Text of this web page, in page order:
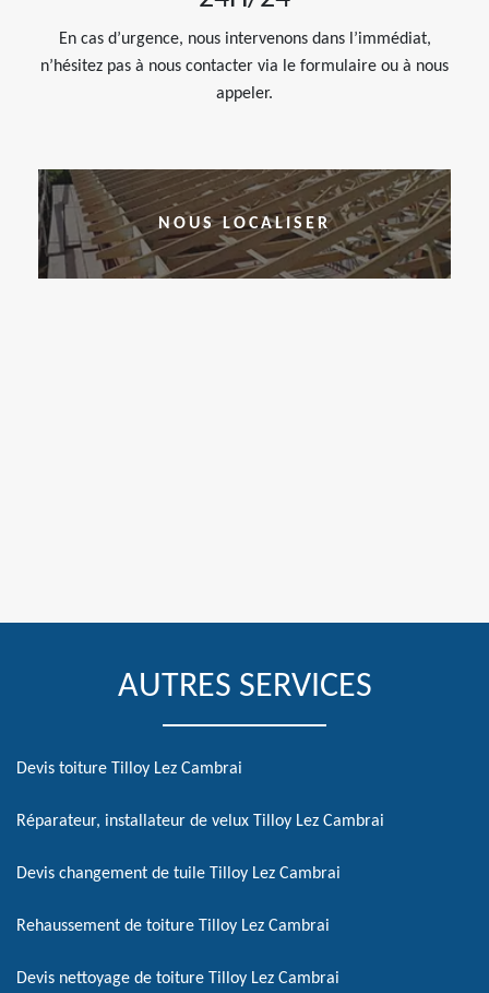
En cas d’urgence, nous intervenons dans l’immédiat,
n’hésitez pas à nous contacter via le formulaire ou à nous
appeler.
NOUS LOCALISER
AUTRES SERVICES
Devis toiture Tilloy Lez Cambrai
Réparateur, installateur de velux Tilloy Lez Cambrai
Devis changement de tuile Tilloy Lez Cambrai
Rehaussement de toiture Tilloy Lez Cambrai
Devis nettoyage de toiture Tilloy Lez Cambrai